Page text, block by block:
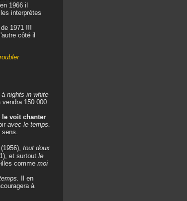
1966 il
interprètes
1971 !!!
côté il
à nights in white
150.000
le voit chanter
avec le temps.
sens.
(1956), tout doux
et surtout le
comme moi
Il en
à